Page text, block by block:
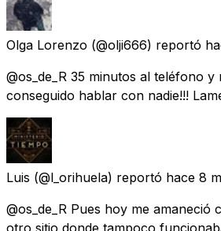
Olga Lorenzo (@olji666) reportó
@os_de_R 35 minutos al teléfono y
conseguido hablar con nadie!!!
Luis (@l_orihuela) reportó hace 8
@os_de_R Pues hoy me amaneció
otro sitio donde tampoco